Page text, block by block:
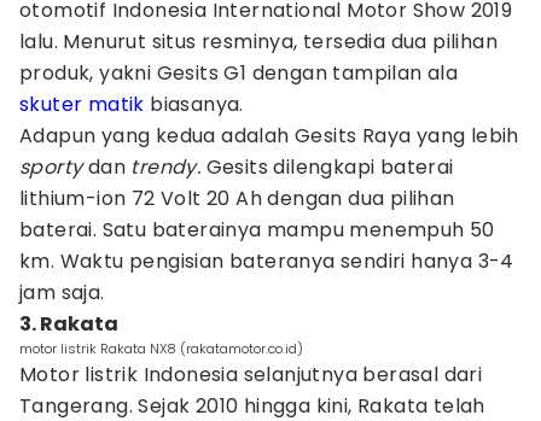
otomotif Indonesia International Motor Show 2019
lalu. Menurut situs resminya, tersedia dua pilihan
produk, yakni Gesits G1 dengan tampilan ala
skuter matik biasanya.
Adapun yang kedua adalah Gesits Raya yang lebih
sportydan trendy. Gesits dilengkapi baterai
lithium-ion 72 Volt 20 Ah dengan dua pilihan
baterai. Satu baterainya mampu menempuh 50
km. Waktu pengisian bateranya sendiri hanya 3-4
jam saja.
3. Rakata
motor listrik Rakata NX8 (rakatamotor.co.id)
Motor listrik Indonesia selanjutnya berasal dari
Tangerang. Sejak 2010 hingga kini, Rakata telah